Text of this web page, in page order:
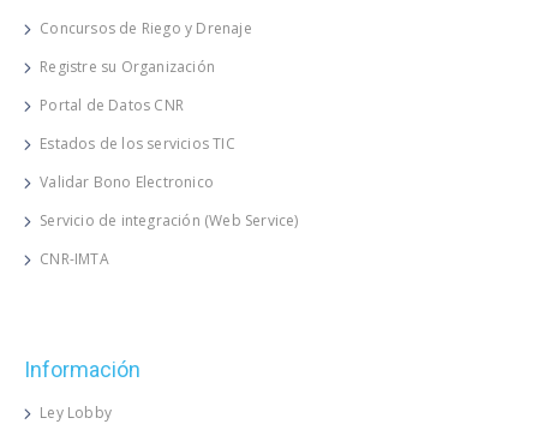
Concursos de Riego y Drenaje
Registre su Organización
Portal de Datos CNR
Estados de los servicios TIC
Validar Bono Electronico
Servicio de integración (Web Service)
CNR-IMTA
Información
Ley Lobby